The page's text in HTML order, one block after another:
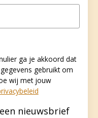
ga je akkoord dat
gebruikt om
wij met jouw
nieuwsbrief